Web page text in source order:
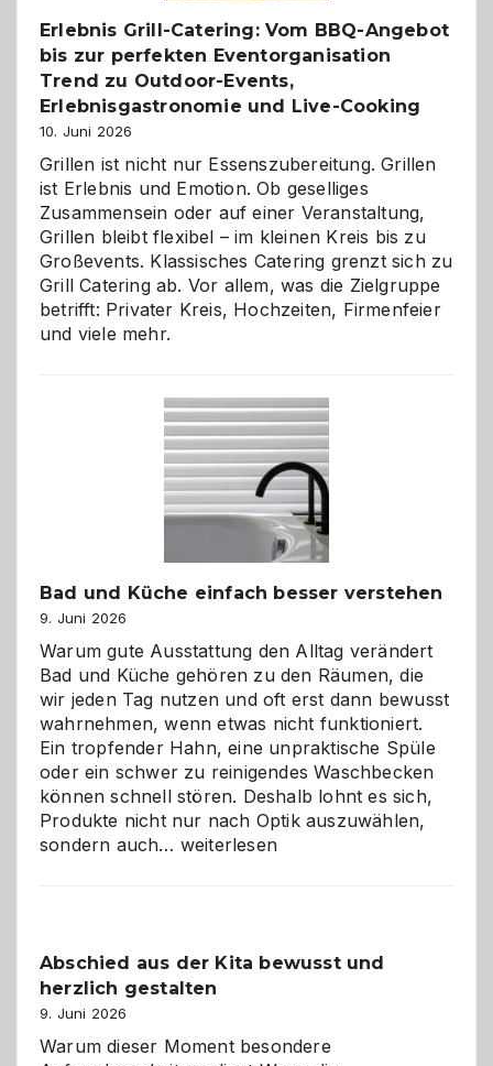
Erlebnis Grill-Catering: Vom BBQ-Angebot
bis zur perfekten Eventorganisation
Trend zu Outdoor-Events,
Erlebnisgastronomie und Live-Cooking
10. Juni 2026
Grillen ist nicht nur Essenszubereitung. Grillen
ist Erlebnis und Emotion. Ob geselliges
Zusammensein oder auf einer Veranstaltung,
Grillen bleibt flexibel – im kleinen Kreis bis zu
Großevents. Klassisches Catering grenzt sich zu
Grill Catering ab. Vor allem, was die Zielgruppe
betrifft: Privater Kreis, Hochzeiten, Firmenfeier
und viele mehr.
Bad und Küche einfach besser verstehen
9. Juni 2026
Warum gute Ausstattung den Alltag verändert
Bad und Küche gehören zu den Räumen, die
wir jeden Tag nutzen und oft erst dann bewusst
wahrnehmen, wenn etwas nicht funktioniert.
Ein tropfender Hahn, eine unpraktische Spüle
oder ein schwer zu reinigendes Waschbecken
können schnell stören. Deshalb lohnt es sich,
Produkte nicht nur nach Optik auszuwählen,
sondern auch… Bad
verstehen
weiterlesen
Abschied aus der Kita bewusst und
herzlich gestalten
9. Juni 2026
Warum dieser Moment besondere